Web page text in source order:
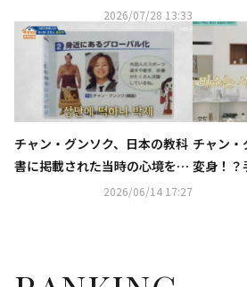
「DAWN AFTER DARK」配信リ
リース決定
2026/07/28 13:33
走！
チャン・グンソク、日本の教科
書に掲載された当時の心境を告
白「信じられなかった」
2026/06/14 17:27
チャン・
変身！？